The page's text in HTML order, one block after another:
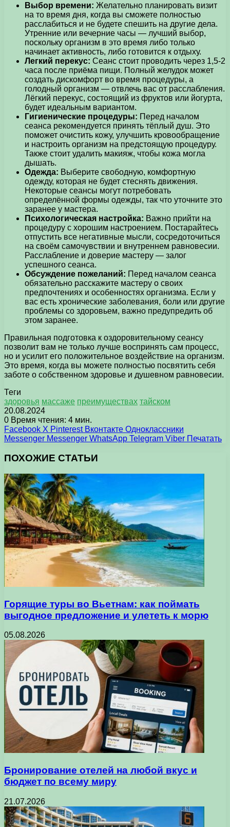
Выбор времени: Желательно планировать визит
на то время дня, когда вы сможете полностью
расслабиться и не будете спешить на другие дела.
Утренние или вечерние часы — лучший выбор,
поскольку организм в это время либо только
начинает активность, либо готовится к отдыху.
Легкий перекус: Сеанс стоит проводить через 1,5-2
часа после приёма пищи. Полный желудок может
создать дискомфорт во время процедуры, а
голодный организм — отвлечь вас от расслабления.
Лёгкий перекус, состоящий из фруктов или йогурта,
будет идеальным вариантом.
Гигиенические процедуры: Перед началом
сеанса рекомендуется принять тёплый душ. Это
поможет очистить кожу, улучшить кровообращение
и настроить организм на предстоящую процедуру.
Также стоит удалить макияж, чтобы кожа могла
дышать.
Одежда: Выберите свободную, комфортную
одежду, которая не будет стеснять движения.
Некоторые сеансы могут потребовать
определённой формы одежды, так что уточните это
заранее у мастера.
Психологическая настройка: Важно прийти на
процедуру с хорошим настроением. Постарайтесь
отпустить все негативные мысли, сосредоточиться
на своём самочувствии и внутреннем равновесии.
Расслабление и доверие мастеру — залог
успешного сеанса.
Обсуждение пожеланий: Перед началом сеанса
обязательно расскажите мастеру о своих
предпочтениях и особенностях организма. Если у
вас есть хронические заболевания, боли или другие
проблемы со здоровьем, важно предупредить об
этом заранее.
Правильная подготовка к оздоровительному сеансу
позволит вам не только лучше воспринять сам процесс,
но и усилит его положительное воздействие на организм.
Это время, когда вы можете полностью посвятить себя
заботе о собственном здоровье и душевном равновесии.
Теги
здоровья массаже преимуществах тайском
20.08.2024
0 Время чтения: 4 мин.
Facebook X Pinterest Вконтакте Одноклассники
Messenger Messenger WhatsApp Telegram Viber Печатать
ПОХОЖИЕ СТАТЬИ
Горящие туры во Вьетнам: как поймать
выгодное предложение и улететь к морю
05.08.2026
Бронирование отелей на любой вкус и
бюджет по всему миру
21.07.2026